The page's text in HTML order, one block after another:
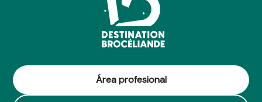
Área profesional